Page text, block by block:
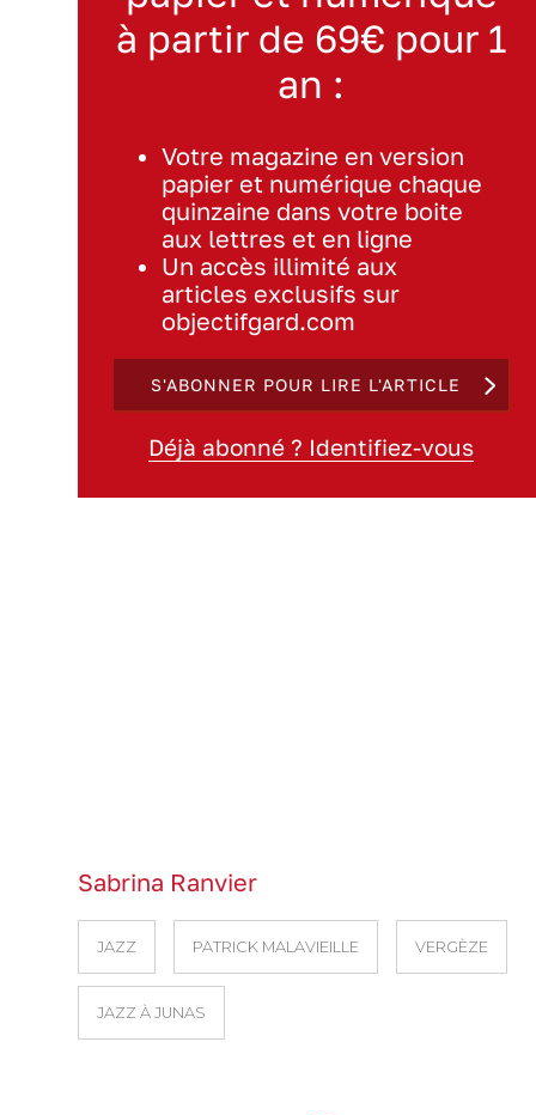
à partir de 69€ pour 1
an :
Votre magazine en version
papier et numérique chaque
quinzaine dans votre boite
aux lettres et en ligne
Un accès illimité aux
articles exclusifs sur
objectifgard.com
S'ABONNER POUR LIRE L'ARTICLE
Déjà abonné ? Identifiez-vous
Sabrina Ranvier
JAZZ PATRICK MALAVIEILLE VERGÈZE
JAZZ À JUNAS